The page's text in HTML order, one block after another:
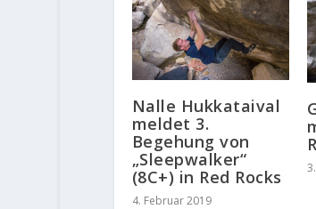
Nalle Hukkataival
meldet 3.
Begehung von
„Sleepwalker“
(8C+) in Red Rocks
4. Februar 2019